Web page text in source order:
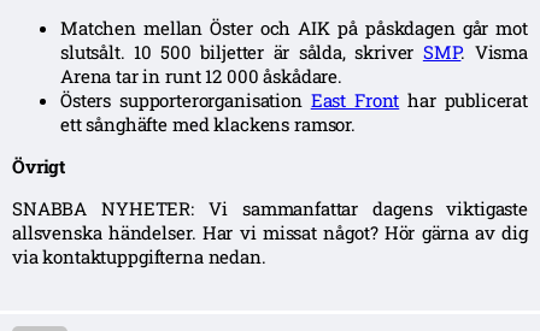
Matchen mellan Öster och AIK på påskdagen går mot
slutsålt. 10 500 biljetter är sålda, skriver SMP. Visma
Arena tar in runt 12 000 åskådare.
Östers supporterorganisation East Front har publicerat
ett sånghäfte med klackens ramsor.
Övrigt
SNABBA NYHETER: Vi sammanfattar dagens viktigaste
allsvenska händelser. Har vi missat något? Hör gärna av dig
via kontaktuppgifterna nedan.